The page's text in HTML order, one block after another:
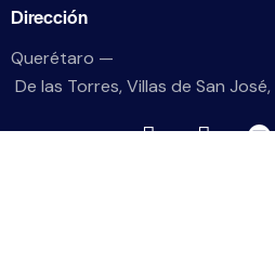
Dirección
Querétaro —
De las Torres, Villas de San